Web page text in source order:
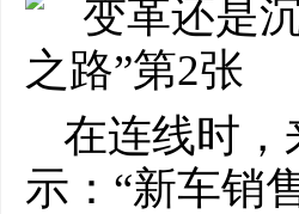
在连线时，
示：“新车销